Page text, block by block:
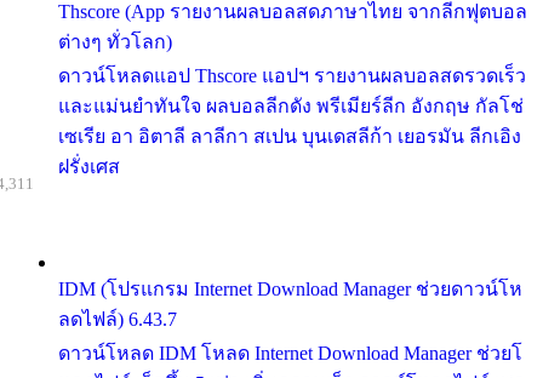
Thscore (App รายงานผลบอลสดภาษาไทย จากลีกฟุตบอล
ต่างๆ ทั่วโลก)
ดาวน์โหลดแอป Thscore แอปฯ รายงานผลบอลสดรวดเร็ว
และแม่นยำทันใจ ผลบอลลีกดัง พรีเมียร์ลีก อังกฤษ กัลโช่
เซเรีย อา อิตาลี ลาลีกา สเปน บุนเดสลีก้า เยอรมัน ลีกเอิง
ฝรั่งเศส
IDM (โปรแกรม Internet Download Manager ช่วยดาวน์โห
ลดไฟล์) 6.43.7
ดาวน์โหลด IDM โหลด Internet Download Manager ช่วยโ